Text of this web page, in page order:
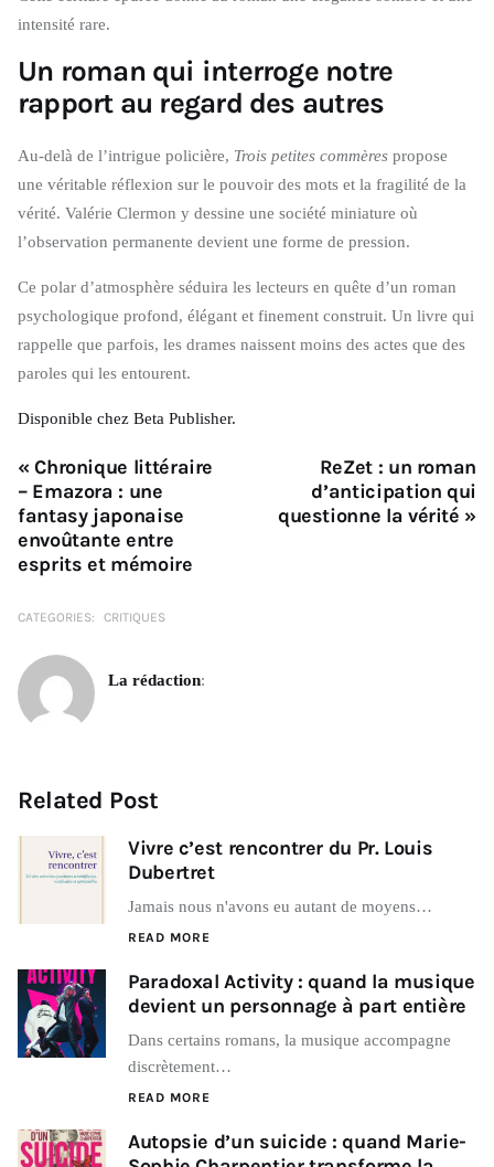
intensité rare.
Un roman qui interroge notre
rapport au regard des autres
Au-delà de l’intrigue policière, Trois petites commères propose
une véritable réflexion sur le pouvoir des mots et la fragilité de la
vérité. Valérie Clermon y dessine une société miniature où
l’observation permanente devient une forme de pression.
Ce polar d’atmosphère séduira les lecteurs en quête d’un roman
psychologique profond, élégant et finement construit. Un livre qui
rappelle que parfois, les drames naissent moins des actes que des
paroles qui les entourent.
Disponible chez Beta Publisher.
ReZet : un roman
d’anticipation qui
questionne la vérité »
« Chronique littéraire
– Emazora : une
fantasy japonaise
envoûtante entre
esprits et mémoire
CATEGORIES: CRITIQUES
La rédaction:
Related Post
Vivre c’est rencontrer du Pr. Louis
Dubertret
Jamais nous n'avons eu autant de moyens…
READ MORE
Paradoxal Activity : quand la musique
devient un personnage à part entière
Dans certains romans, la musique accompagne
discrètement…
READ MORE
Autopsie d’un suicide : quand Marie-